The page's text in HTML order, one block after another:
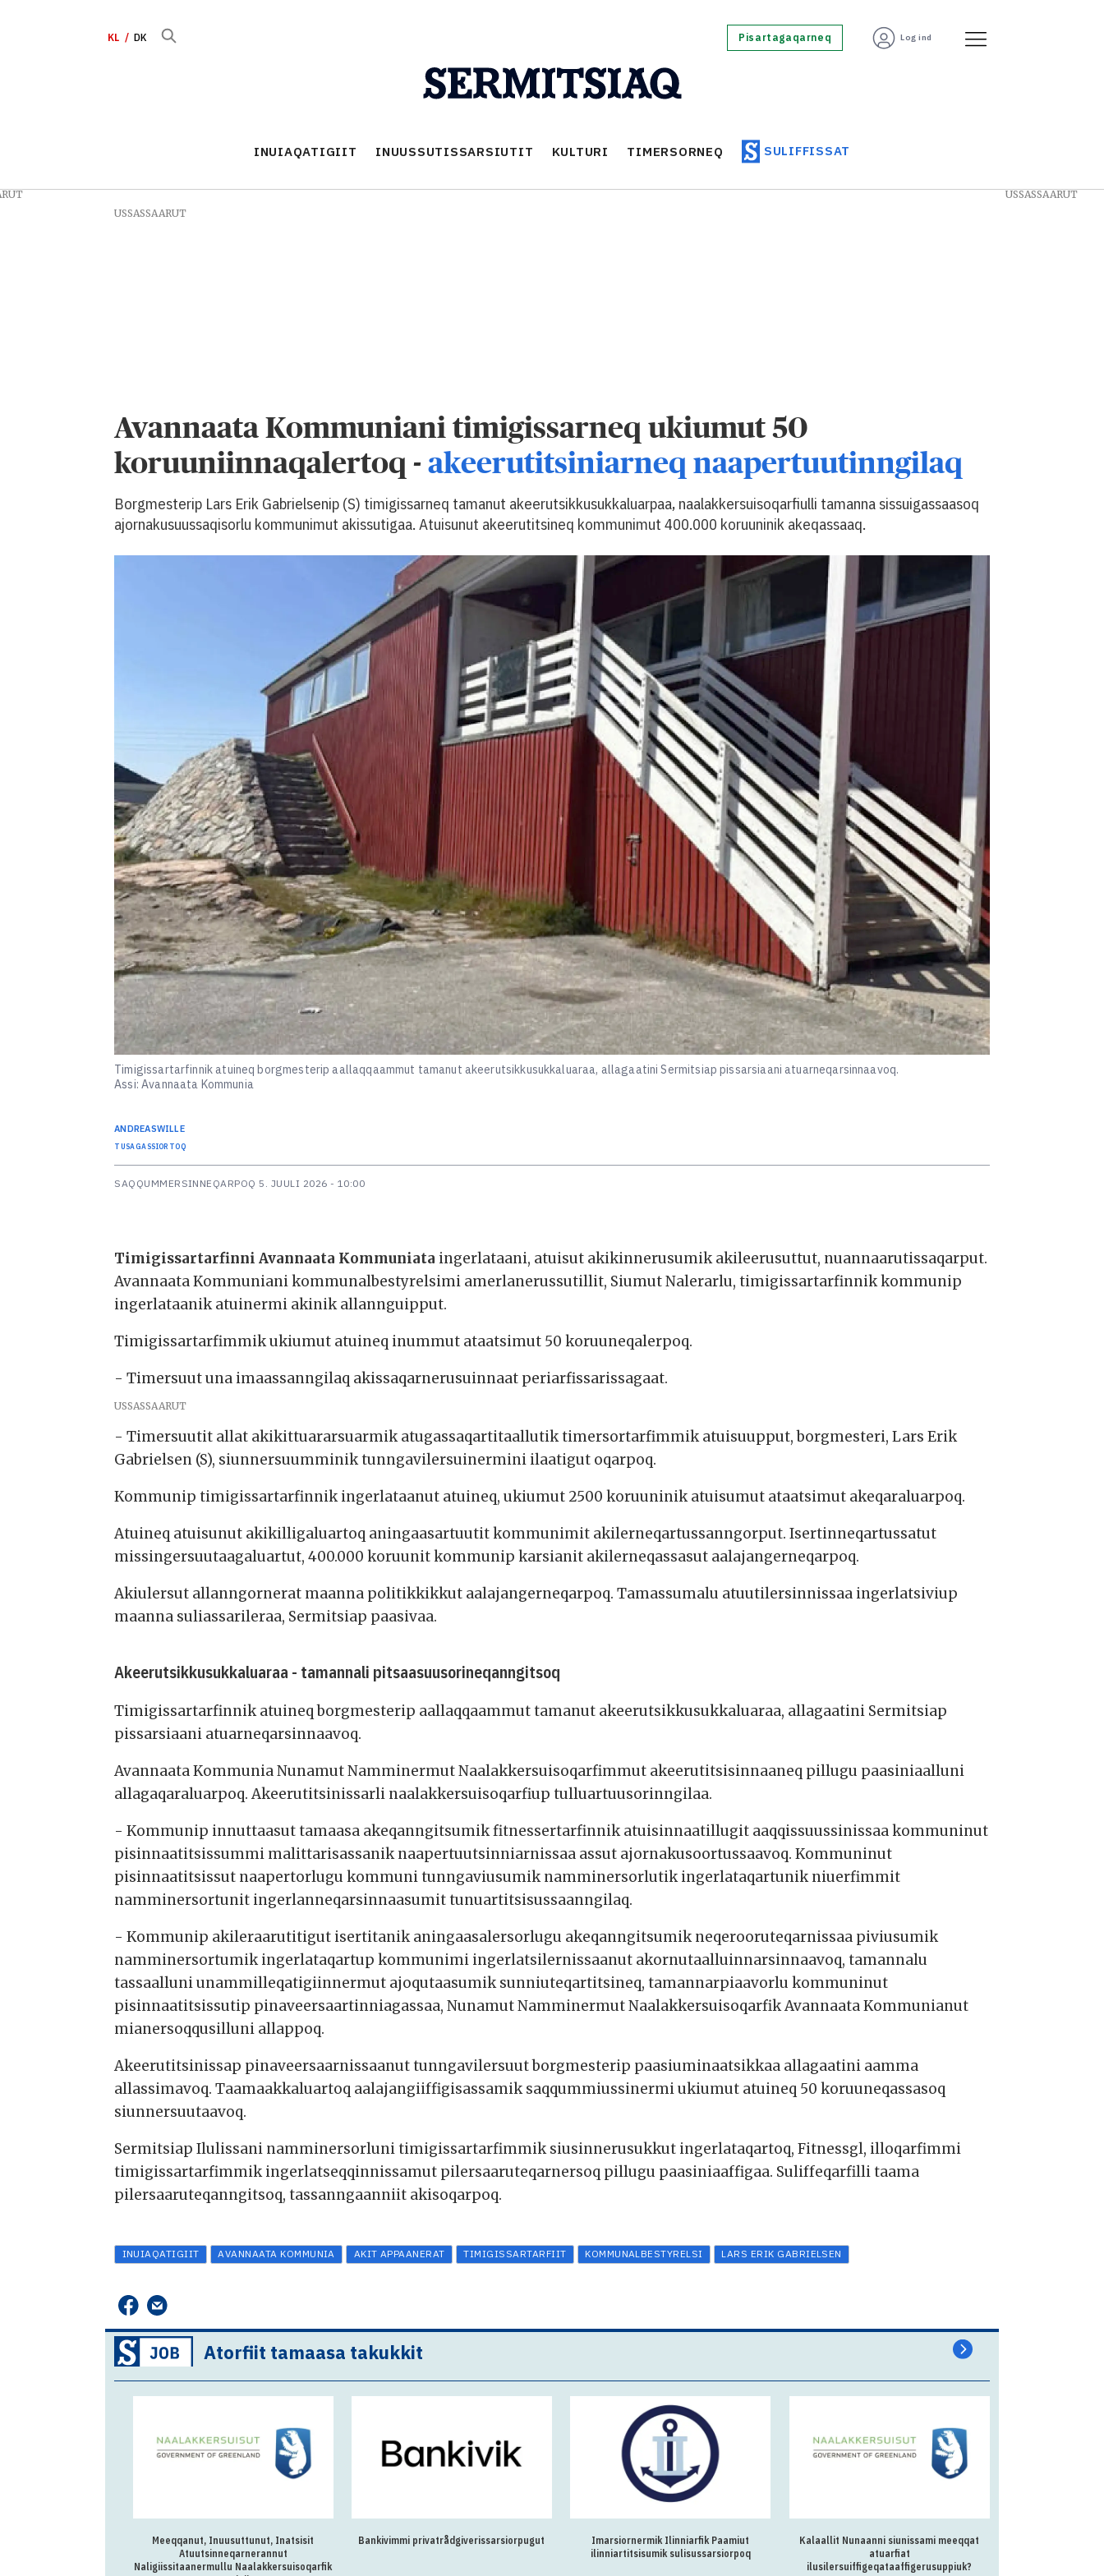
KL DK Pisartagaqarneq Log ind
INUIAQATIGIIT INUUSSUTISSARSIUTIT KULTURI TIMERSORNEQ SULIFFISSAT
USSASSAARUT
Avannaata Kommuniani timigissarneq ukiumut 50
koruuniinnaqalertoq -akeerutitsiniarneq naapertuutinngilaq
Borgmesterip Lars Erik Gabrielsenip (S) timigissarneq tamanut akeerutsikkusukkaluarpaa, naalakkersuisoqarfiulli tamanna sissuigassaasoq
ajornakusuussaqisorlu kommunimut akissutigaa. Atuisunut akeerutitsineq kommunimut 400.000 koruuninik akeqassaaq.
Timigissartarfinnik atuineq borgmesterip aallaqqaammut tamanut akeerutsikkusukkaluaraa, allagaatini Sermitsiap pissarsiaani atuarneqarsinnaavoq.
Assi: Avannaata Kommunia
ANDREASWILLE
TUSAGASSIORTOQ
SAQQUMMERSINNEQARPOQ 5. JUULI 2026 - 10:00
Timigissartarfinni Avannaata Kommuniata ingerlataani, atuisut akikinnerusumik akileerusuttut, nuannaarutissaqarput.
Avannaata Kommuniani kommunalbestyrelsimi amerlanerussutillit, Siumut Nalerarlu, timigissartarfinnik kommunip
ingerlataanik atuinermi akinik allannguipput.
Timigissartarfimmik ukiumut atuineq inummut ataatsimut 50 koruuneqalerpoq.
- Timersuut una imaassanngilaq akissaqarnerusuinnaat periarfissarissagaat.
USSASSAARUT
- Timersuutit allat akikittuararsuarmik atugassaqartitaallutik timersortarfimmik atuisuupput, borgmesteri, Lars Erik
Gabrielsen (S), siunnersuumminik tunngavilersuinermini ilaatigut oqarpoq.
Kommunip timigissartarfinnik ingerlataanut atuineq, ukiumut 2500 koruuninik atuisumut ataatsimut akeqaraluarpoq.
Atuineq atuisunut akikilligaluartoq aningaasartuutit kommunimit akilerneqartussanngorput. Isertinneqartussatut
missingersuutaagaluartut, 400.000 koruunit kommunip karsianit akilerneqassasut aalajangerneqarpoq.
Akiulersut allanngornerat maanna politikkikkut aalajangerneqarpoq. Tamassumalu atuutilersinnissaa ingerlatsiviup
maanna suliassarileraa, Sermitsiap paasivaa.
Akeerutsikkusukkaluaraa - tamannali pitsaasuusorineqanngitsoq
Timigissartarfinnik atuineq borgmesterip aallaqqaammut tamanut akeerutsikkusukkaluaraa, allagaatini Sermitsiap
pissarsiaani atuarneqarsinnaavoq.
Avannaata Kommunia Nunamut Namminermut Naalakkersuisoqarfimmut akeerutitsisinnaaneq pillugu paasiniaalluni
allagaqaraluarpoq. Akeerutitsinissarli naalakkersuisoqarfiup tulluartuusorinngilaa.
- Kommunip innuttaasut tamaasa akeqanngitsumik fitnessertarfinnik atuisinnaatillugit aaqqissuussinissaa kommuninut
pisinnaatitsissummi malittarisassanik naapertuutsinniarnissaa assut ajornakusoortussaavoq. Kommuninut
pisinnaatitsissut naapertorlugu kommuni tunngaviusumik namminersorlutik ingerlataqartunik niuerfimmit
namminersortunit ingerlanneqarsinnaasumit tunuartitsisussaanngilaq.
- Kommunip akileraarutitigut isertitanik aningaasalersorlugu akeqanngitsumik neqerooruteqarnissaa piviusumik
namminersortumik ingerlataqartup kommunimi ingerlatsilernissaanut akornutaalluinnarsinnaavoq, tamannalu
tassaalluni unammilleqatigiinnermut ajoqutaasumik sunniuteqartitsineq, tamannarpiaavorlu kommuninut
pisinnaatitsissutip pinaveersaartinniagassaa, Nunamut Namminermut Naalakkersuisoqarfik Avannaata Kommunianut
mianersoqqusilluni allappoq.
Akeerutitsinissap pinaveersaarnissaanut tunngavilersuut borgmesterip paasiuminaatsikkaa allagaatini aamma
allassimavoq. Taamaakkaluartoq aalajangiiffigisassamik saqqummiussinermi ukiumut atuineq 50 koruuneqassasoq
siunnersuutaavoq.
Sermitsiap Ilulissani namminersorluni timigissartarfimmik siusinnerusukkut ingerlataqartoq, Fitnessgl, illoqarfimmi
timigissartarfimmik ingerlatseqqinnissamut pilersaaruteqarnersoq pillugu paasiniaaffigaa. Suliffeqarfilli taama
pilersaaruteqanngitsoq, tassanngaanniit akisoqarpoq.
INUIAQATIGIIT AVANNAATA KOMMUNIA AKIT APPAANERAT TIMIGISSARTARFIIT KOMMUNALBESTYRELSI LARS ERIK GABRIELSEN
Atorfiit tamaasa takukkit
Meeqqanut, Inuusuttunut, Inatsisit
Atuutsinneqarnerannut
Naligiissitaanermullu Naalakkersuisoqarfik
Bankivimmi privatrådgiverissarsiorpugut
Imarsiornermik Ilinniarfik Paamiut
ilinniartitsisumik sulisussarsiorpoq
Kalaallit Nunaanni siunissami meeqqat
atuarfiat
ilusilersuiffigeqataaffigerusuppiuk?
USSASSAARUT